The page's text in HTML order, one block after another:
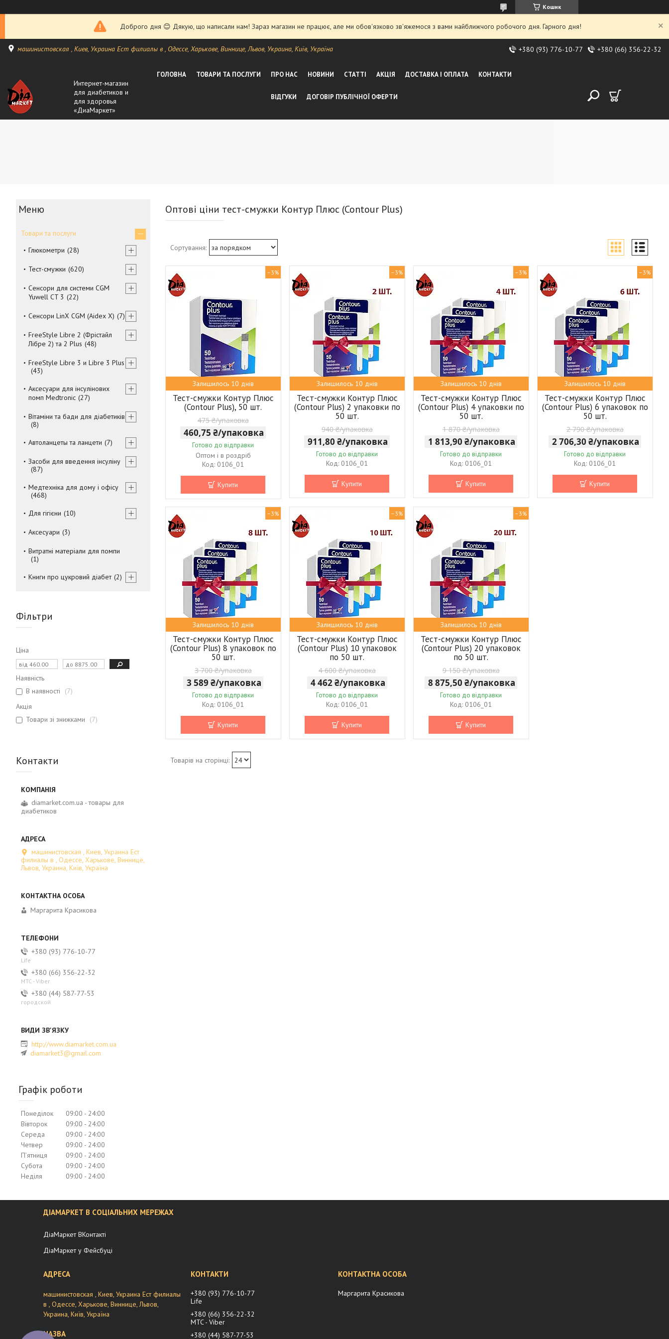
Кошик
Доброго дня 😊 Дякую, що написали нам! Зараз магазин не працює, але ми обов'язково зв'яжемося з вами найближчого робочого дня. Гарного дня!
машинистовская , Киев, Украина Ест филиалы в , Одессе, Харькове, Виннице, Львов, Украина, Київ, Україна +380 (93) 776-10-77 +380 (66) 356-22-32
Интернет-магазин
для диабетиков и
для здоровья
«ДиаМаркет»
ГОЛОВНА ТОВАРИ ТА ПОСЛУГИ ПРО НАС НОВИНИ СТАТТІ АКЦІЯ ДОСТАВКА І ОПЛАТА КОНТАКТИ
ВІДГУКИ ДОГОВІР ПУБЛІЧНОЇ ОФЕРТИ
Оптові ціни тест-смужки Контур Плюс (Contour Plus)
–3%
Залишилось 10 днів
Тест-смужки Контур Плюс
(Contour Plus), 50 шт.
475 ₴/упаковка
460,75 ₴/упаковка
Готово до відправки
Оптом і в роздріб
0106_01
Купити
–3%
Залишилось 10 днів
Тест-смужки Контур Плюс
(Contour Plus) 2 упаковки по
50 шт.
940 ₴/упаковка
911,80 ₴/упаковка
Готово до відправки
0106_01
Купити
–3%
Залишилось 10 днів
Тест-смужки Контур Плюс
(Contour Plus) 4 упаковки по
50 шт.
1 870 ₴/упаковка
1 813,90 ₴/упаковка
Готово до відправки
0106_01
Купити
–3%
Залишилось 10 днів
Тест-смужки Контур Плюс
(Contour Plus) 6 упаковок по
50 шт.
2 790 ₴/упаковка
2 706,30 ₴/упаковка
Готово до відправки
0106_01
Купити
–3%
Залишилось 10 днів
Тест-смужки Контур Плюс
(Contour Plus) 8 упаковок по
50 шт.
3 700 ₴/упаковка
3 589 ₴/упаковка
Готово до відправки
0106_01
Купити
–3%
Залишилось 10 днів
Тест-смужки Контур Плюс
(Contour Plus) 10 упаковок
по 50 шт.
4 600 ₴/упаковка
4 462 ₴/упаковка
Готово до відправки
0106_01
Купити
–3%
Залишилось 10 днів
Тест-смужки Контур Плюс
(Contour Plus) 20 упаковок
по 50 шт.
9 150 ₴/упаковка
8 875,50 ₴/упаковка
Готово до відправки
0106_01
Купити
Товари та послуги
Глюкометри 28
Тест-смужки 620
Сенсори для системи CGM
Yuwell CT 3
22
Сенсори LinX CGM (Aidex X) 7
FreeStyle Libre 2 (Фрістайл
Лібре 2) та 2 Plus 48
FreeStyle Libre 3 и Libre 3 Plus
43
Аксесуари для інсулінових
помп Medtronic 27
Вітаміни та бади для діабетиків
8
Автоланцеты та ланцети
7
Засоби для введення інсуліну
87
Медтехніка для дому і офісу
468
Для гігієни
10
Аксесуари 3
Витратні матеріали для помпи
1
Книги про цукровий діабет 2
Фільтри
Ціна
Наявність
В наявності
7
Акція
Товари зі знижками
7
Контакти
diamarket.com.ua - товары для
диабетиков
машинистовская , Киев, Украина Ест
филиалы в , Одессе, Харькове, Виннице,
Львов, Украина, Київ, Україна
Маргарита Красикова
+380 (93) 776-10-77
Life
+380 (66) 356-22-32
MTC - Viber
+380 (44) 587-77-53
городской
http://www.diamarket.com.ua
diamarket3@gmail.com
Графік роботи
Понеділок 09:00
24:00
Вівторок
09:00
24:00
Середа
09:00
24:00
Четвер
09:00
24:00
Пʼятниця
09:00
24:00
Субота
09:00
24:00
Неділя
09:00 24:00
ДІАМАРКЕТ В СОЦІАЛЬНИХ МЕРЕЖАХ
ДіаМаркет ВКонтакті
ДіаМаркет у Фейсбуці
машинистовская , Киев, Украина Ест филиалы
в , Одессе, Харькове, Виннице, Львов,
Украина, Київ, Україна
+380 (93) 776-10-77
Life
+380 (66) 356-22-32
MTC - Viber
+380 (44) 587-77-53
Маргарита Красикова